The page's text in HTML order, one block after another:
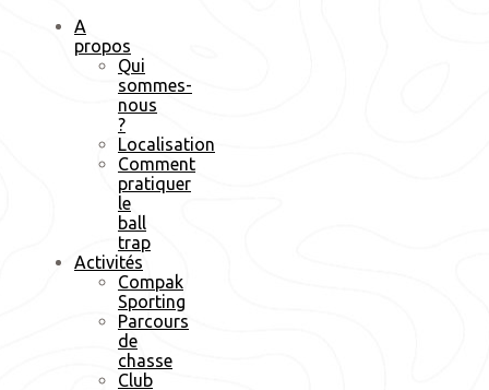
A
propos
Qui
sommes-
nous
?
Localisation
Comment
pratiquer
le
ball
trap
Activités
Compak
Sporting
Parcours
de
chasse
Club